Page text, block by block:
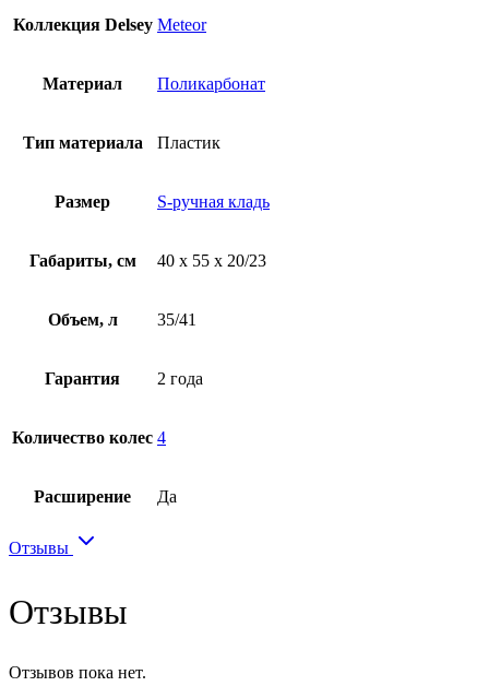
Коллекция Delsey Meteor
Материал Поликарбонат
Тип материала Пластик
Размер S-ручная кладь
Габариты, см 40 х 55 х 20/23
Объем, л 35/41
Гарантия 2 года
Количество колес 4
Расширение Да
Отзывы
Отзывы
Отзывов пока нет.